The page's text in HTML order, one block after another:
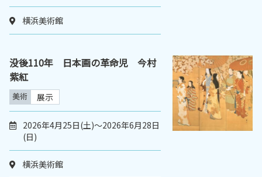
横浜美術館
没後110年 日本画の革命児 今村
紫紅
美術 展示
2026年4月25日(土)～2026年6月28日
(日)
横浜美術館